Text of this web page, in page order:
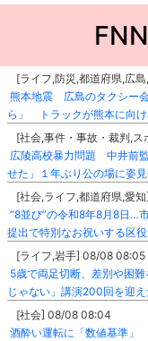
[ライフ,防災,都道府県,広
熊本地震 広島のタクシー
ら」 トラックが熊本に向
[社会,事件・事故・裁判,
広陵高校暴力問題 中井前
せた」１年ぶり公の場に姿
[社会,ライフ,都道府県,愛
“8並び”の令和8年8月8日…
提出で特別なお祝いする区役
[ライフ,岩手] 08/08 08:05
5歳で両足切断、差別や困
じゃない」講演200回を迎
[社会] 08/08 08:04
酒酔い運転に「数値基準